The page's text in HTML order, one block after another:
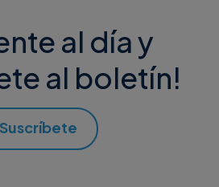
al día y
al boletín!
Suscríbete